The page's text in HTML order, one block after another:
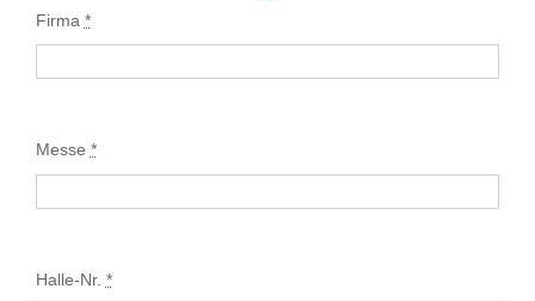
Firma *
Messe *
Halle-Nr. *